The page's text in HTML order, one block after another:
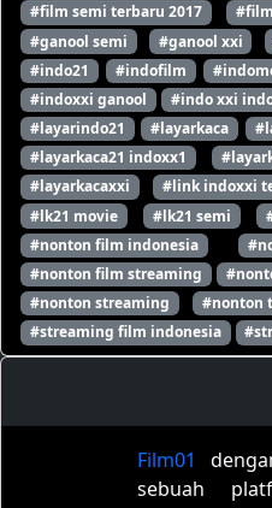
#film semi terbaru 2017
#ganool semi
#ganool xxi
#indo21
#indofilm
#indoxxi ganool
#indo xxi
#layarindo21
#layarkaca
#layarkaca21 indoxx1
#layarkacaxxi
#link indoxxi
#lk21 movie
#lk21 semi
#nonton film indonesia
#nonton film streaming
#nonton streaming
#nonton
#streaming film indonesia
Film01
sebuah